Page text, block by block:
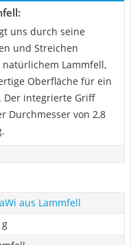
uns durch seine
und Streichen
Lammfell,
Oberfläche für ein
Der integrierte Griff
Durchmesser von 2,8
aus Lammfell
g